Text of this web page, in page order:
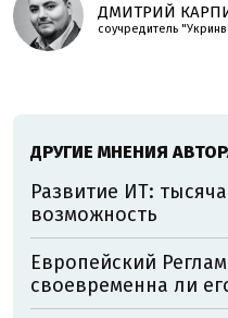
ДМИТРИЙ
соучредитель
ДРУГИЕ МНЕНИЯ
Развитие ИТ:
возможность
Европейский
своевременна ли